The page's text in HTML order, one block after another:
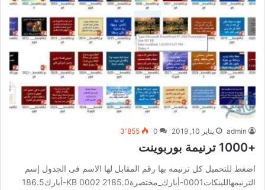
admin يناير 10, 2019 0 3٬855
+1000 ترنيمة بوربوينت
اضغط للتحميل كل ترنيمه بها رقم المقابل لها الاسم فى الجدول إسم
الترنيمهاللينكات0001-أبارك_مختصرة2185.0 KB 0002-أبارك186.5